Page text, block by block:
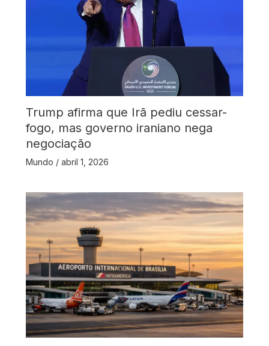
Trump afirma que Irã pediu cessar-
fogo, mas governo iraniano nega
negociação
Mundo / abril 1, 2026